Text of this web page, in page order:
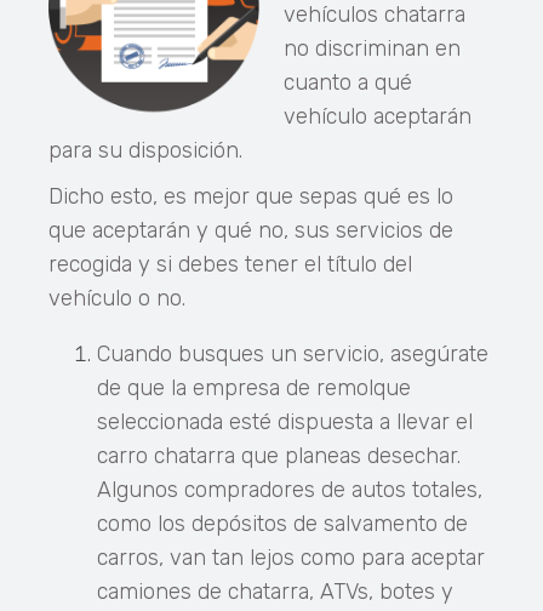
vehículos chatarra
no discriminan en
cuanto a qué
vehículo aceptarán
para su disposición.
Dicho esto, es mejor que sepas qué es lo
que aceptarán y qué no, sus servicios de
recogida y si debes tener el título del
vehículo o no.
Cuando busques un servicio, asegúrate
de que la empresa de remolque
seleccionada esté dispuesta a llevar el
carro chatarra que planeas desechar.
Algunos compradores de autos totales,
como los depósitos de salvamento de
carros, van tan lejos como para aceptar
camiones de chatarra, ATVs, botes y